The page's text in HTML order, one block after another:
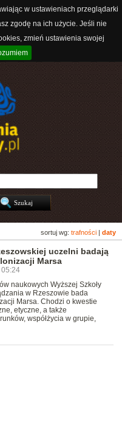
w ustawieniach przeglądarki
zgodę na ich użycie. Jeśli nie
zmień ustawienia swojej
sortuj wg: trafności daty
uczelni badają
Marsa
naukowych Wyższej Szkoły
w Rzeszowie bada
Marsa. Chodzi o kwestie
etyczne, a także
współżycia w grupie,